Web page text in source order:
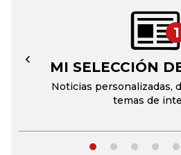
1
MI SELECCIÓN
Noticias personalizadas,
temas de
←